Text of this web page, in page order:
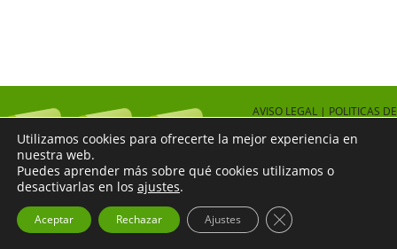
AVISO LEGAL | POLITICAS DE
Utilizamos cookies para ofrecerte la mejor experiencia en
nuestra web.
Puedes aprender más sobre qué cookies utilizamos o
desactivarlas en los ajustes.
Aceptar Rechazar Ajustes Cerrar el banner de